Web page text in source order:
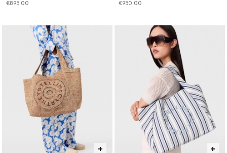
€895.00 €950.00